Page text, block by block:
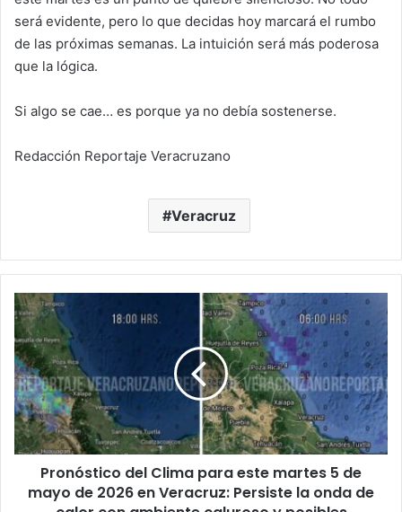
será evidente, pero lo que decidas hoy marcará el rumbo
de las próximas semanas. La intuición será más poderosa
que la lógica.
Si algo se cae… es porque ya no debía sostenerse.
Redacción Reportaje Veracruzano
Veracruz
Pronóstico
del
Clima
para
este
martes
5
de
mayo
2026
Pronóstico del Clima para este martes 5 de
mayo de 2026 en Veracruz: Persiste la onda de